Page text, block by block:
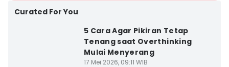
Curated For You
5 Cara Agar Pikiran Tetap
Tenang saat Overthinking
Mulai Menyerang
17 Mei 2026, 09:11 WIB